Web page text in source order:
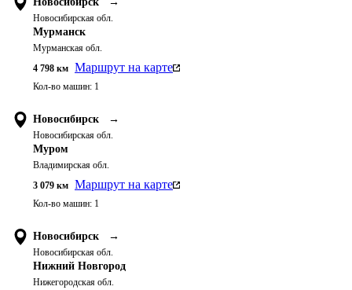
Новосибирская обл.
Мурманск
Мурманская обл.
4 798 км Маршрут на карте
Кол-во машин: 1
Новосибирск →
Новосибирская обл.
Муром
Владимирская обл.
3 079 км Маршрут на карте
Кол-во машин: 1
Новосибирск →
Новосибирская обл.
Нижний Новгород
Нижегородская обл.